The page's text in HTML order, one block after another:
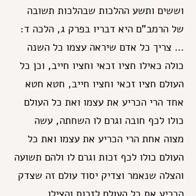
וששים ותשע ההלכות שבהלכות תשובה
של הרמב"ם היא דבריו בפרק ג, הלכה ד:
... צריך כל אדם שיראה עצמו כל השנה
כולה כאילו חציו זכאי וחציו חייב, וכן כל
העולם חציו זכאי וחציו חייב, חטא חטא
אחד הרי הכריע את עצמו ואת כל העולם
כולו לכף חובה וגרם לו השחתה, עשה
מצוה אחת הרי הכריע את עצמו ואת כל
העולם כולו לכף זכות וגרם לו ולהם תשועה
והצלה שנאמר וצדיק יסוד עולם זה שצדק